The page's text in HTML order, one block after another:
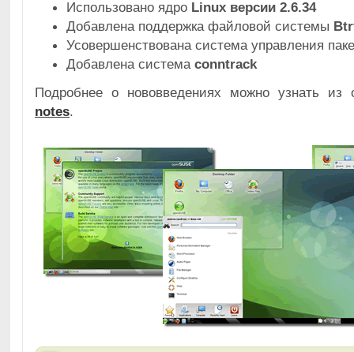
Использовано ядро Linux версии 2.6.34
Добавлена поддержка файловой системы
Усовершенствована система управления
Добавлена система conntrack
Подробнее о нововведениях можно узнать
notes.